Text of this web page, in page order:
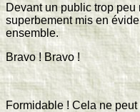
Devant un public trop
superbement mis en
ensemble.
Bravo ! Bravo !
Formidable ! Cela ne peut